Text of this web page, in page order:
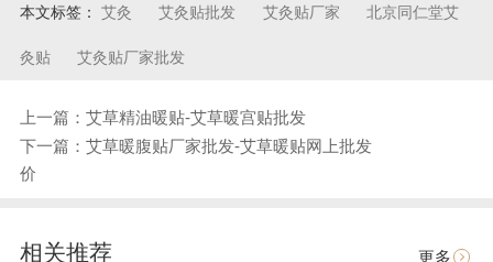
本文标签： 艾灸 艾灸贴批发 艾灸贴厂家 北京同仁堂艾
灸贴 艾灸贴厂家批发
上一篇：艾草精油暖贴-艾草暖宫贴批发
下一篇：艾草暖腹贴厂家批发-艾草暖贴网上批发
价
相关推荐 更多